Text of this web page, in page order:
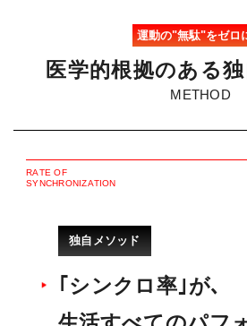
運動の"無駄"をゼロ
医学的根拠のあ る独
METHOD
RATE OF
SYNCHRONIZATION
独自メソッド
｢シンクロ率｣が､